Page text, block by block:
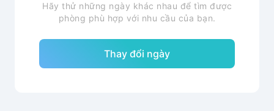
Hãy thử những ngày khác nhau để tìm được
phòng phù hợp với nhu cầu của bạn.
Thay đổi ngày